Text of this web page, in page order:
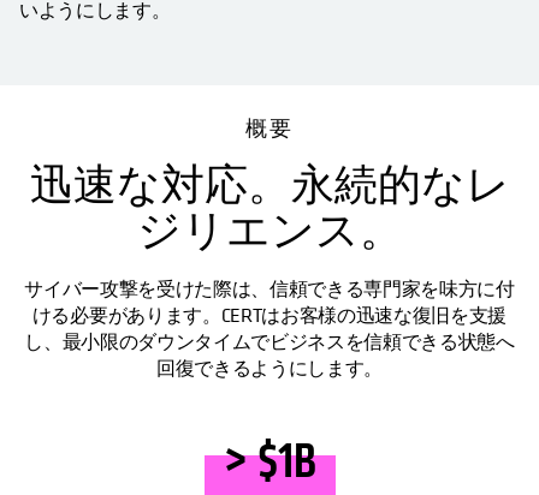
いようにします。
概要
迅速な対応。永続的なレ
ジリエンス。
サイバー攻撃を受けた際は、信頼できる専門家を味方に付
ける必要があります。CERTはお客様の迅速な復旧を支援
し、最小限のダウンタイムでビジネスを信頼できる状態へ
回復できるようにします。
> $1B